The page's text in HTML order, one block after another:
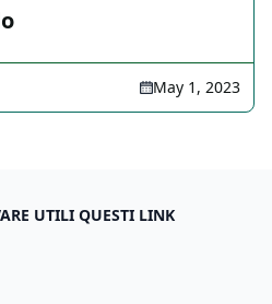
May 1, 2023
UTILI QUESTI LINK